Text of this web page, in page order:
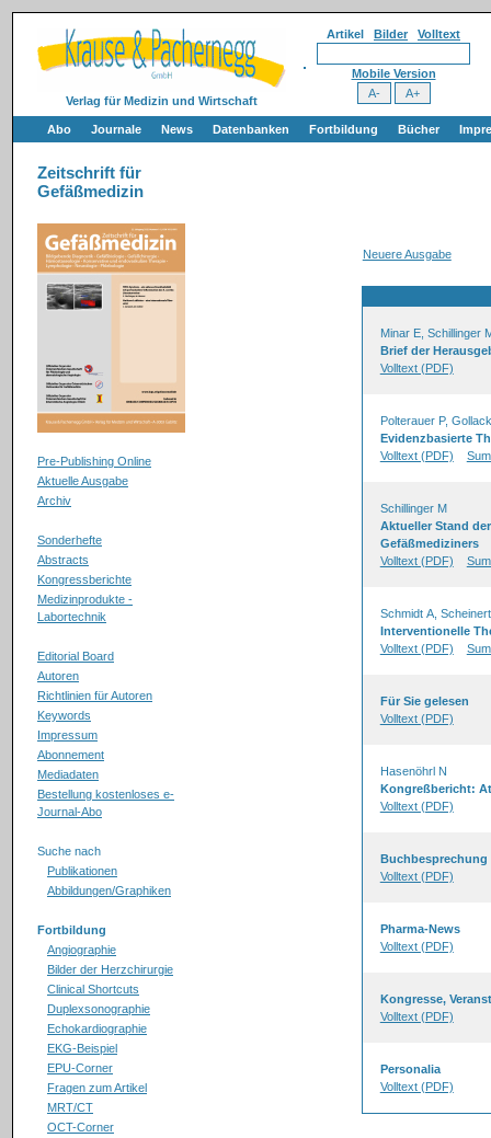
Verlag für Medizin und Wirtschaft
Artikel Bilder Volltext
Mobile Version
Abo Journale News Datenbanken Fortbildung Bücher
Zeitschrift für
Gefäßmedizin
Pre-Publishing Online
Aktuelle Ausgabe
Archiv
Sonderhefte
Abstracts
Kongressberichte
Medizinprodukte -
Labortechnik
Editorial Board
Autoren
Richtlinien für Autoren
Keywords
Impressum
Abonnement
Mediadaten
Bestellung kostenloses e-
Journal-Abo
Suche nach
Publikationen
Abbildungen/Graphiken
Fortbildung
Angiographie
Bilder der Herzchirurgie
Clinical Shortcuts
Duplexsonographie
Echokardiographie
EKG-Beispiel
EPU-Corner
Fragen zum Artikel
MRT/CT
OCT-Corner
Neuere Ausgabe
Minar E, Schillinger
Brief der
Volltext (PDF)
Polterauer P,
Evidenzbasierte
Volltext (PDF)
Schillinger M
Aktueller Stand
Gefäßmediziners
Volltext (PDF)
Schmidt A,
Interventionelle
Volltext (PDF)
Für Sie gelesen
Volltext (PDF)
Hasenöhrl N
Kongreßbericht:
Volltext (PDF)
Buchbesprechung
Volltext (PDF)
Pharma-News
Volltext (PDF)
Kongresse,
Volltext (PDF)
Personalia
Volltext (PDF)